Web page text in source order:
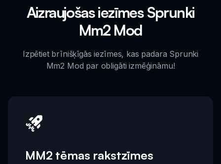
Aizraujošas iezīmes Sprunki
Mm2 Mod
Izpētiet brīnišķīgās iezīmes, kas padara Sprunki
Mm2 Mod par obligāti izmēģināmu!
MM2 tēmas rakstzīmes